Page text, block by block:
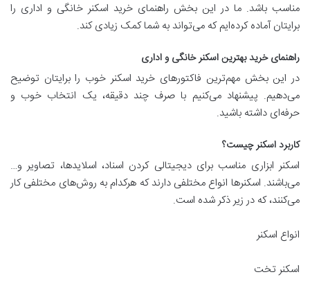
مناسب باشد. ما در این بخش راهنمای خرید اسکنر خانگی و اداری را
برایتان آماده کرده‌ایم که می‌تواند به شما کمک زیادی کند.
راهنمای خرید بهترین اسکنر خانگی و اداری
در این بخش مهم‌ترین فاکتورهای خرید اسکنر خوب را برایتان توضیح
می‌دهیم. پیشنهاد می‌کنیم با صرف چند دقیقه، یک انتخاب خوب و
حرفه‌ای داشته باشید.
کاربرد اسکنر چیست؟
اسکنر ابزاری مناسب برای دیجیتالی کردن اسناد، اسلایدها، تصاویر و…
می‌باشند. اسکنرها انواع مختلفی دارند که هرکدام به روش‌های مختلفی کار
می‌کنند، که در زیر ذکر شده است.
انواع اسکنر
اسکنر تخت